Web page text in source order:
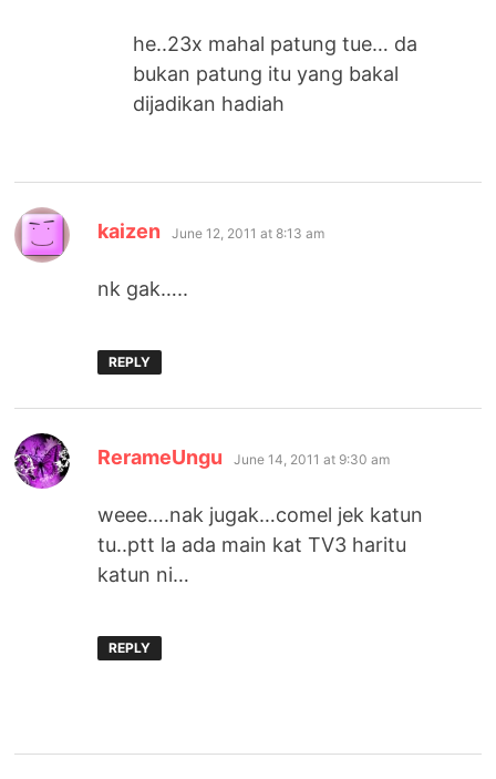
he..23x mahal patung tue… da
bukan patung itu yang bakal
dijadikan hadiah
kaizen says:
June 12, 2011 at 8:13 am
nk gak…..
REPLY
RerameUngu says:
June 14, 2011 at 9:30 am
weee….nak jugak…comel jek katun
tu..ptt la ada main kat TV3 haritu
katun ni…
REPLY